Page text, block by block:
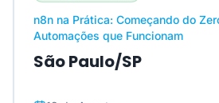
n8n na Prática: Começando do
Automações que Funcionam
São Paulo/SP